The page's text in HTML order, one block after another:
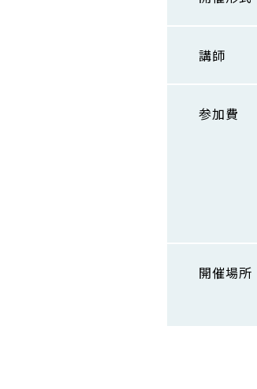
講師
参加費
開催場所